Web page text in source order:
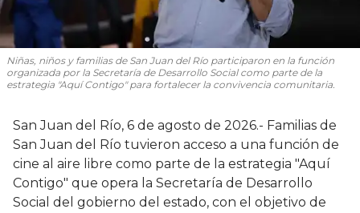
Niñas, niños y familias de San Juan del Río participaron en la función
organizada por la Secretaría de Desarrollo Social como parte de la
estrategia "Aquí Contigo" para fortalecer la convivencia comunitaria.
San Juan del Río, 6 de agosto de 2026.- Familias de
San Juan del Río tuvieron acceso a una función de
cine al aire libre como parte de la estrategia "Aquí
Contigo" que opera la Secretaría de Desarrollo
Social del gobierno del estado, con el objetivo de